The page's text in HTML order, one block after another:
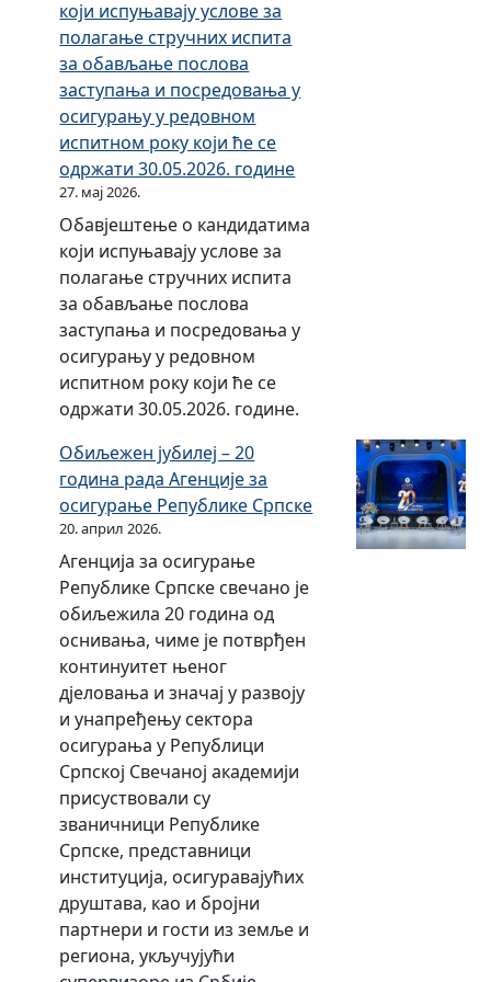
.
1
2
.
2
0
1
.
г
о
д
и
н
е
2
0
1
7
.
д
1
.
1
2
.
2
0
1
7
.
г
о
д
и
н
е
о
д
о
д
0
1
.
1
.
2
0
1
6
.
д
3
1
.
1
2
.
2
0
1
6
.
г
о
д
и
н
е
.
г
о
д
и
н
у
а
њ
у
з
а
п
е
и
о
д
о
д
0
1
.
1
.
2
0
1
5
.
д
о
3
1
.
1
2
.
2
0
1
5
.
о
р
а
з
а
2
0
5
.
г
о
д
и
н
у
к
о
м
п
о
с
л
в
а
њ
у
з
а
п
е
и
о
д
о
д
0
1
.
0
1
.
2
0
1
4
.
д
о
3
1
који испуњавају услове за
полагање стручних испита
за обављање послова
заступања и посредовања у
осигурању у редовном
испитном року који ће се
одржати 30.05.2026. године
27. мај 2026.
Обавјештење о кандидатима
који испуњавају услове за
полагање стручних испита
за обављање послова
заступања и посредовања у
осигурању у редовном
испитном року који ће се
одржати 30.05.2026. године.
Обиљежен јубилеј – 20
година рада Агенције за
осигурање Републике Српске
20. април 2026.
Агенција за осигурање
Републике Српске свечано је
обиљежила 20 година од
оснивања, чиме је потврђен
континуитет њеног
дјеловања и значај у развоју
и унапређењу сектора
осигурања у Републици
Српској Свечаној академији
присуствовали су
званичници Републике
Српске, представници
институција, осигуравајућих
друштава, као и бројни
партнери и гости из земље и
региона, укључујући